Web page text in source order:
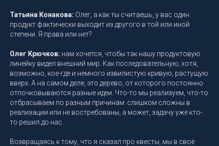
Татьяна Конакова: Олег, а как ты считаешь, у вас один
продукт фактически выходит из другого в той или иной
степени. Я права или нет?
Олег Крючков: нам хочется, чтобы так нашу продуктовую
линейку видел внешний мир. Как последовательную, хотя,
возможно, кое-где и немного извилистую кривую, растущую
вверх. А на самом деле, это дерево, от которого постоянно
отпочковываются разные идеи. Что-то мы реализуем, что-то
отбрасываем по разным причинам: слишком сложны в
реализации или не востребованы, а может, задачу уже кто-
то решил до нас.
Возвращаясь к тому, что я сказал про квесты, мы в своё